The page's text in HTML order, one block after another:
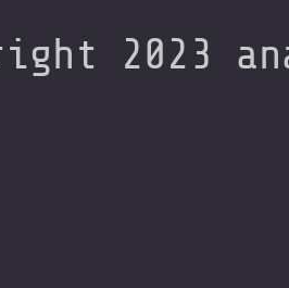
2023